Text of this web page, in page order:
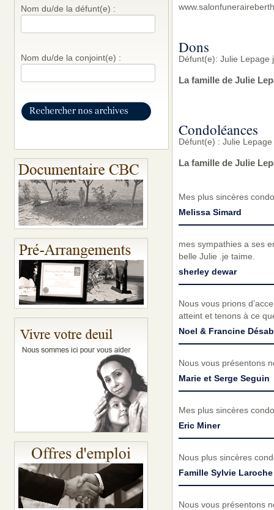
Nom du/de la défunt(e) :
Nom du/de la conjoint(e) :
Dons
Défunt(e): Julie Lepage
La famille de Julie
Condoléances
Défunt(e) : Julie
La famille de Julie
Mes plus sincères
Melissa Simard
mes sympathies a ses
belle Julie .je taime.
sherley dewar
Nous vous prions
atteint et tenons à ce
Noel & Francine
Nous vous présentons
Marie et Serge Seguin
Mes plus sincères
Eric Miner
Nous plus sincères
Famille Sylvie Laroche
Nous vous présentons